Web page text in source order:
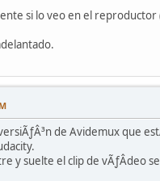
si lo veo en el
de Avidemux que
y suelte el clip de vÃƒÂ­deo